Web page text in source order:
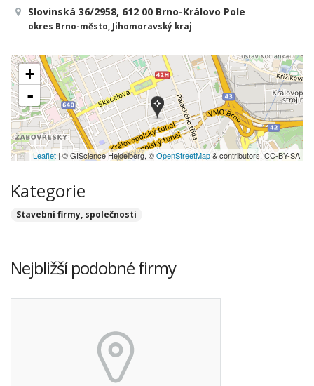
Slovinská 36/2958, 612 00 Brno-Královo Pole
okres Brno-město, Jihomoravský kraj
+
-
Leaflet | © GIScience Heidelberg, ©OpenStreetMap& contributors, CC-BY-SA
Kategorie
Stavební firmy, společnosti
Nejbližší podobné firmy